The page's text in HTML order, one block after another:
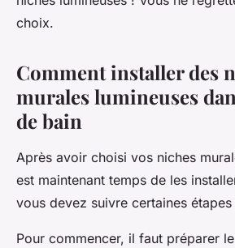
choix.
Comment installer des
murales lumineuses
de bain
Après avoir choisi vos niches
est maintenant temps de les
vous devez suivre certaines étapes
Pour commencer, il faut préparer